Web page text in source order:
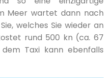
Meer wartet dann nach
welches Sie wieder an
rund 500 kn (ca. 67
Taxi kann ebenfalls